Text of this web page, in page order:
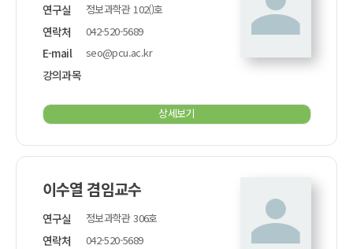
연구실 정보과학관 102()호
연락처 042-520-5689
E-mail seo@pcu.ac.kr
강의과목
상세보기
이수열 겸임교수
연구실 정보과학관 306호
연락처 042-520-5689